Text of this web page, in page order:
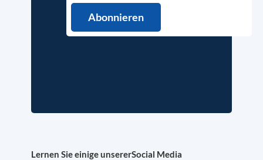
Lernen Sie einige unsererSocial Media